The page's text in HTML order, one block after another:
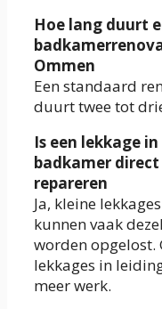
Hoe lang duurt
Ommen
Een standaard
duurt twee tot
Is een lekkage in
badkamer
repareren
Ja, kleine
kunnen vaak
worden opgelost.
lekkages in
meer werk.